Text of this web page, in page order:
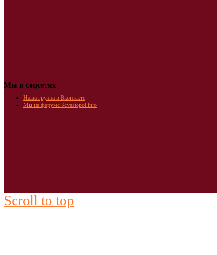
Мы в соцсетях
Наша группа в Вконтакте
Мы на форуме Sevastopol.info
Scroll to top